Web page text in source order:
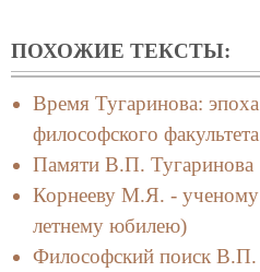
ПОХОЖИЕ ТЕКСТЫ:
Время Тугаринова:
философского факультета
Памяти В.П. Тугаринова
Корнееву М.Я. -
летнему юбилею)
Философский поиск В.П.